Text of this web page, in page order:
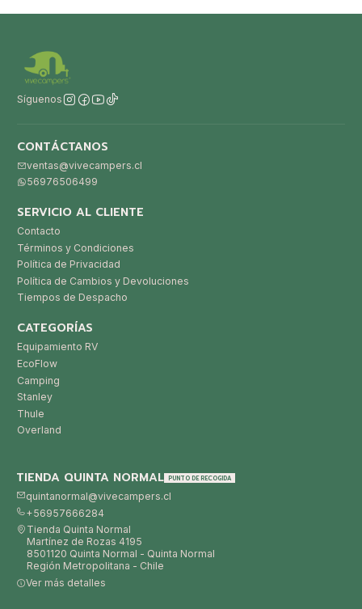
Síguenos
CONTÁCTANOS
ventas@vivecampers.cl
56976506499
SERVICIO AL CLIENTE
Contacto
Términos y Condiciones
Política de Privacidad
Política de Cambios y Devoluciones
Tiempos de Despacho
CATEGORÍAS
Equipamiento RV
EcoFlow
Camping
Stanley
Thule
Overland
TIENDA QUINTA NORMAL PUNTO DE RECOGIDA
quintanormal@vivecampers.cl
+56957666284
Tienda Quinta Normal
Martínez de Rozas 4195
8501120 Quinta Normal - Quinta Normal
Región Metropolitana - Chile
Ver más detalles